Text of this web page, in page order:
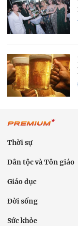
Thời sự
Dân tộc và Tôn giáo
Giáo dục
Đời sống
Sức khỏe